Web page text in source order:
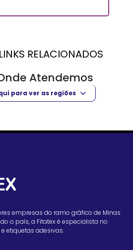
RELACIONADOS
Atendemos
para ver as regiões
empresas do ramo gráfico de Minas
o país, a Fitatex é especialista no
etiquetas adesivas.